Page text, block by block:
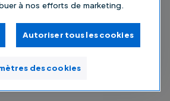
à nos efforts de marketing.
Autoriser tous les cookies
des cookies